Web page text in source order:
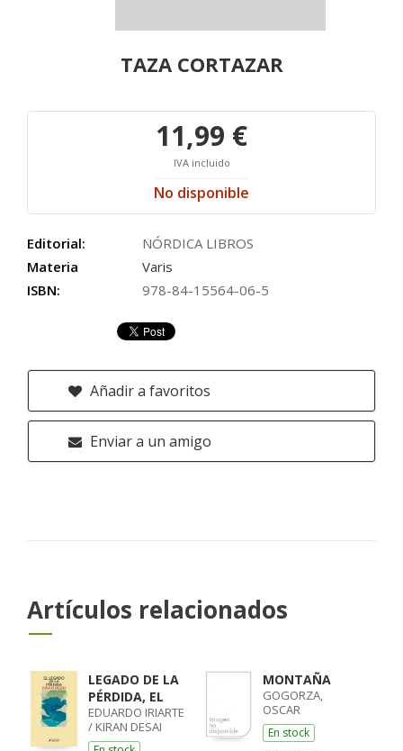
TAZA CORTAZAR
11,99 €
IVA incluido
No disponible
Editorial:
NÓRDICA LIBROS
Materia
Varis
ISBN:
978-84-15564-06-5
Añadir a favoritos
Enviar a un amigo
Artículos relacionados
LEGADO DE LA
PÉRDIDA, EL
EDUARDO IRIARTE
/ KIRAN DESAI
MONTAÑA
GOGORZA,
OSCAR
En stock